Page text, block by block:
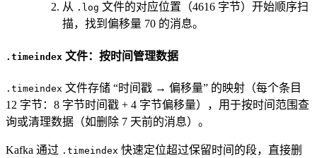
从 .log 文件的对应位置（4616 字节）开始顺序扫
描，找到偏移量 70 的消息。
.timeindex 文件：按时间管理数据
.timeindex 文件存储 “时间戳 → 偏移量” 的映射（每个条目
12 字节：8 字节时间戳 + 4 字节偏移量），用于按时间范围查
询或清理数据（如删除 7 天前的消息）。
Kafka 通过 .timeindex 快速定位超过保留时间的段，直接删